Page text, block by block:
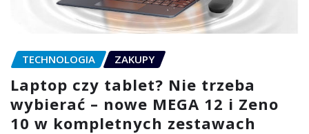
TECHNOLOGIA ZAKUPY
Laptop czy tablet? Nie trzeba
wybierać – nowe MEGA 12 i Zeno
10 w kompletnych zestawach